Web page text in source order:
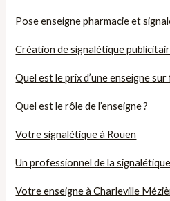
Pose enseigne pharmacie et
Création de signalétique
Quel est le prix d’une enseigne sur
Quel est le rôle de l’enseigne ?
Votre signalétique à Rouen
Un professionnel de la
Votre enseigne à Charleville